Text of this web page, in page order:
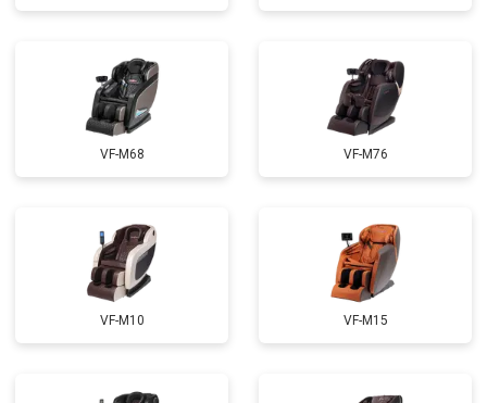
Ремонт сканера от 4800 ₽ Заказать
Ремонт купюроприемника
Замена сетевого трансформатора от 4500 ₽ Заказать
Ремонт микро-лифта от 5500 ₽
VF-M68 VF-M76
VF-M10 VF-M15